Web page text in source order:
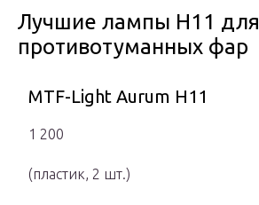
Лучшие лампы H11 для
противотуманных фар
MTF-Light Aurum H11
1 200
(пластик, 2 шт.)